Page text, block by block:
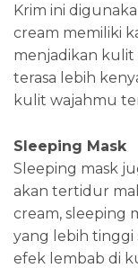
Krim ini
cream memiliki
menjadikan kulit
terasa lebih
kulit wajahmu
Sleeping Mask
Sleeping mask
akan tertidur
cream, sleeping
yang lebih tinggi
efek lembab di